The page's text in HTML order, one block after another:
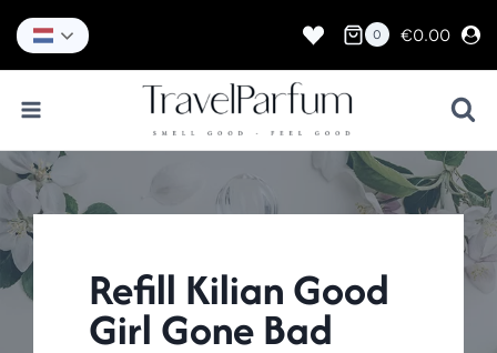
naar
inhoud
0 €0.00
Refill Kilian Good
Girl Gone Bad